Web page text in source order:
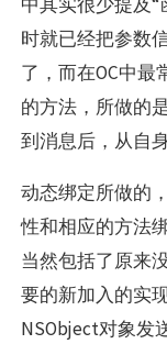
时就已经把参数
了，而在OC中最
的方法，所做的
到消息后，从自
动态绑定所做的
性和相应的方法
当然包括了原来
要的新加入的实
NSObject对象发